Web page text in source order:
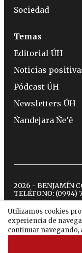
Utilizamos cookies
experiencia de
continuar navegando,
Sociedad
Temas
Editorial ÚH
Noticias
Pódcast ÚH
Newsletters ÚH
Ñandejara Ñe’ẽ
2026 - BENJAMÍN
TELÉFONO: (0994)
twitter